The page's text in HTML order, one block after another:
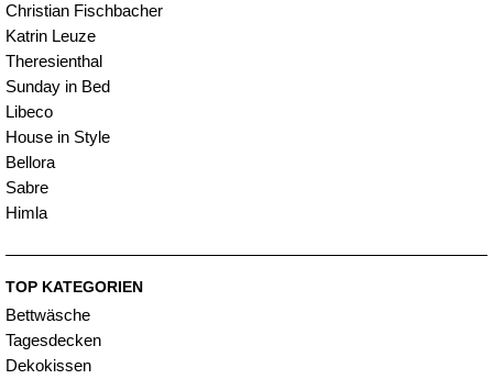
Christian Fischbacher
Katrin Leuze
Theresienthal
Sunday in Bed
Libeco
House in Style
Bellora
Sabre
Himla
TOP KATEGORIEN
Bettwäsche
Tagesdecken
Dekokissen